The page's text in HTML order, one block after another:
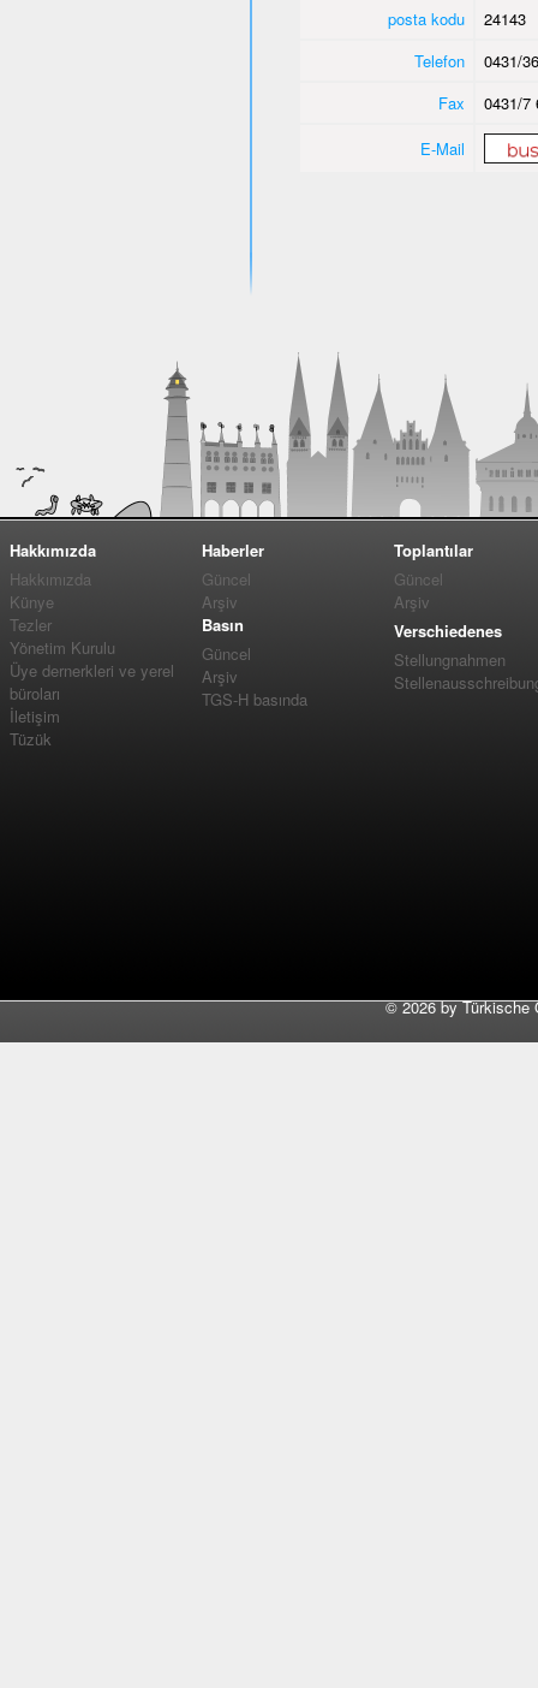
posta kodu
24143
Telefon
0431/
Fax
0431/7
E-Mail
Hakkımızda
Hakkımızda
Künye
Tezler
Yönetim Kurulu
Üye dernerkleri ve yerel
büroları
İletişim
Tüzük
Haberler
Güncel
Arşiv
Basın
Güncel
Arşiv
TGS-H basında
Toplantılar
Güncel
Arşiv
Verschiedenes
Stellungnahmen
©2026 by Türkische